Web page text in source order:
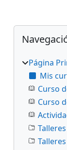
Bloques
Salta
Página
Mis
Curso
Curso